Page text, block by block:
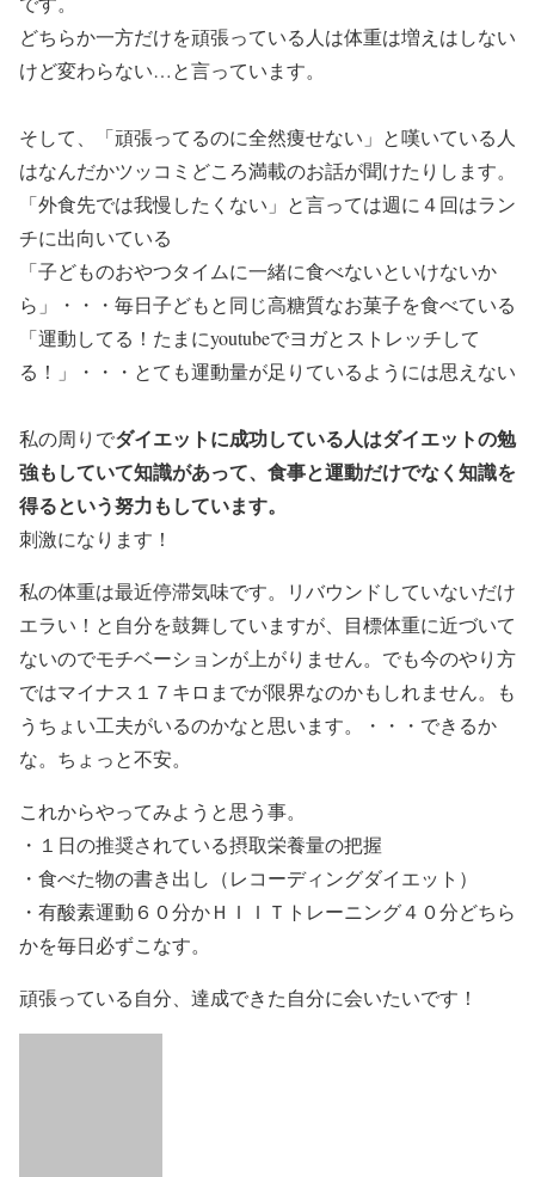
どちらか一方だけを頑張っている人は体重は増えはしない
けど変わらない…と言っています。
そして、「頑張ってるのに全然痩せない」と嘆いている人
はなんだかツッコミどころ満載のお話が聞けたりします。
「外食先では我慢したくない」と言っては週に４回はラン
チに出向いている
「子どものおやつタイムに一緒に食べないといけないか
ら」・・・毎日子どもと同じ高糖質なお菓子を食べている
「運動してる！たまにyoutubeでヨガとストレッチして
る！」・・・とても運動量が足りているようには思えない
私の周りでダイエットに成功している人はダイエットの勉
強もしていて知識があって、食事と運動だけでなく 知識を
得るという努力もしています。
刺激になります！
私の体重は最近停滞気味です。リバウンドしていないだけ
エラい！と自分を鼓舞していますが、目標体重に近づいて
ないのでモチベーションが上がりません。でも今のやり方
ではマイナス１７キロまでが限界なのかもしれません。も
うちょい工夫がいるのかなと思います。・・・できるか
な。ちょっと不安。
これからやってみようと思う事。
・１日の推奨されている摂取栄養量の把握
・食べた物の書き出し（レコーディングダイエット）
・有酸素運動６０分かＨＩＩＴトレーニング４０分どちら
かを毎日必ずこなす。
頑張っている自分、達成できた自分に会いたいです！